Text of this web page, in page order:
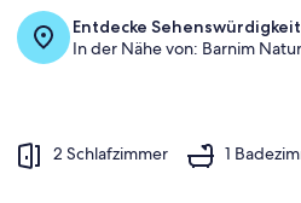
Entdecke
In der Nähe von: Barnim
2 Schlafzimmer 1